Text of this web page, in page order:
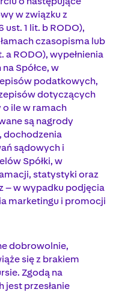
w związku z
1 lit. b RODO),
czasopisma lub
RODO), wypełnienia
Spółce, w
podatkowych,
dotyczących
o ile w ramach
są nagrody
dochodzenia
sądowych i
Spółki, w
statystyki oraz
– w wypadku podjęcia
marketingu i promocji
dobrowolnie,
się z brakiem
Zgodą na
przesłanie